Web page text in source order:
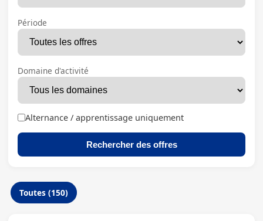
Période
Domaine d'activité
Alternance / apprentissage uniquement
Rechercher des offres
Toutes (150)